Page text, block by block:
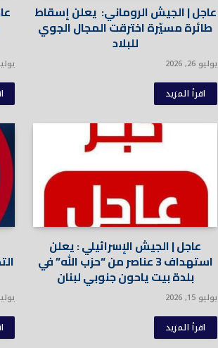
عاجل | الجيش الروماني: يعلن إسقاط
طائرة مسيّرة اخترقت المجال الجوي
للبلاد
يوليو 26, 2026
اقرأ المزيد
يوليو 18,
عاجل | الجيش الإسرائيلي : يعلن
استهداف 3 عناصر من “حزب الله” في
بلدة بيت ياحون جنوبي لبنان
يوليو 15, 2026
اقرأ المزيد
يوليو